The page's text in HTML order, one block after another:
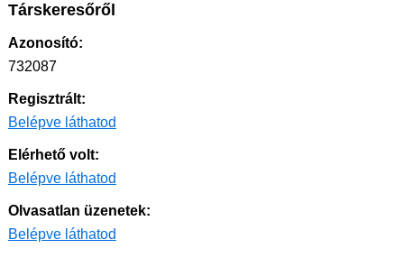
Társkeresőről
Azonosító:
732087
Regisztrált:
Belépve láthatod
Elérhető volt:
Belépve láthatod
Olvasatlan üzenetek:
Belépve láthatod